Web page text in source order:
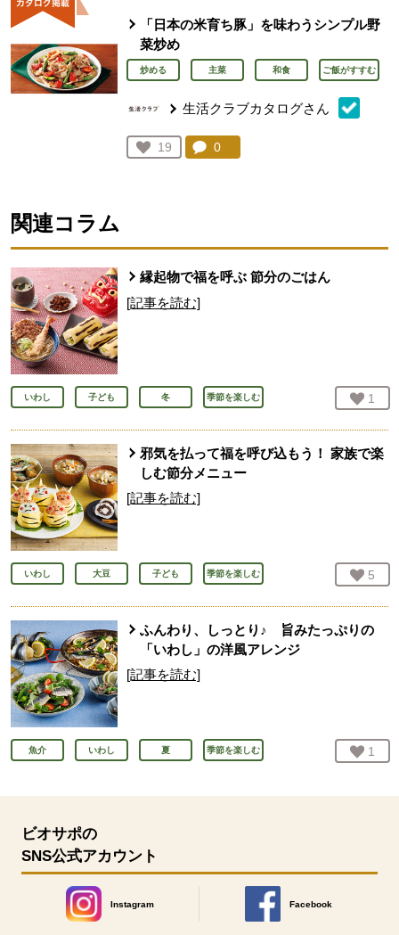
「日本の米育ち豚」を味わうシンプル野
菜炒め
炒める 主菜 和食 ご飯がすすむ
生活クラブカタログさん
お気に入り登録：
19
人が登録
コメント：
0
関連コラム
縁起物で福を呼ぶ 節分のごはん
[記事を読む]
いわし 子ども 冬 季節を楽しむ お気
1
邪気を払って福を呼び込もう！ 家族で楽
しむ節分メニュー
[記事を読む]
いわし 大豆 子ども 季節を楽しむ お気
5
ふんわり、しっとり♪ 旨みたっぷりの
「いわし」の洋風アレンジ
[記事を読む]
魚介 いわし 夏 季節を楽しむ お気
1
ビオサポの
SNS公式アカウント
Instagram
別のウィンドウで開きます。
Facebook
別のウィンドウで開きます